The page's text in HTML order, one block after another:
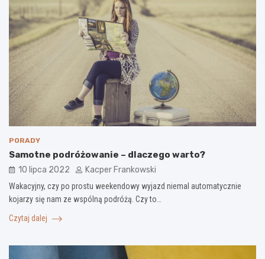
PORADY
Samotne podróżowanie – dlaczego warto?
10 lipca 2022 Kacper Frankowski
Wakacyjny, czy po prostu weekendowy wyjazd niemal automatycznie
kojarzy się nam ze wspólną podróżą. Czy to…
Czytaj dalej